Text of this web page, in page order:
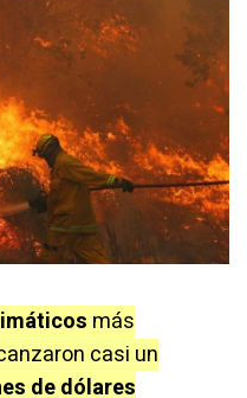
más
casi un
de dólares